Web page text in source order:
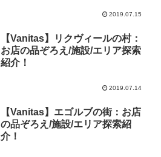
2019.07.15
【Vanitas】リクヴィールの村：
お店の品ぞろえ/施設/エリア探索
紹介！
2019.07.14
【Vanitas】エゴルブの街：お店
の品ぞろえ/施設/エリア探索紹
介！